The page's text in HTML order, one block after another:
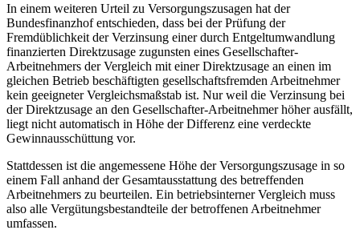
In einem weiteren Urteil zu Versorgungszusagen hat der
Bundesfinanzhof entschieden, dass bei der Prüfung der
Fremdüblichkeit der Verzinsung einer durch Entgeltumwandlung
finanzierten Direktzusage zugunsten eines Gesellschafter-
Arbeitnehmers der Vergleich mit einer Direktzusage an einen im
gleichen Betrieb beschäftigten gesellschaftsfremden Arbeitnehmer
kein geeigneter Vergleichsmaßstab ist. Nur weil die Verzinsung bei
der Direktzusage an den Gesellschafter-Arbeitnehmer höher ausfällt,
liegt nicht automatisch in Höhe der Differenz eine verdeckte
Gewinnausschüttung vor.
Stattdessen ist die angemessene Höhe der Versorgungszusage in so
einem Fall anhand der Gesamtausstattung des betreffenden
Arbeitnehmers zu beurteilen. Ein betriebsinterner Vergleich muss
also alle Vergütungsbestandteile der betroffenen Arbeitnehmer
umfassen.